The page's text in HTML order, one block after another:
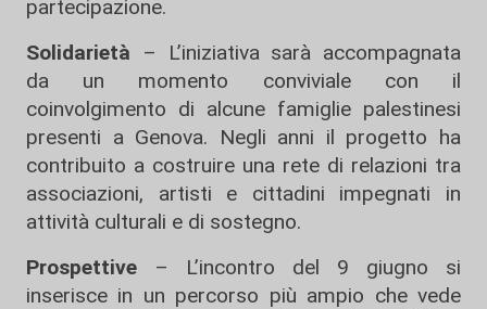
partecipazione.
Solidarietà – L’iniziativa sarà accompagnata
da un momento conviviale con il
coinvolgimento di alcune famiglie palestinesi
presenti a Genova. Negli anni il progetto ha
contribuito a costruire una rete di relazioni tra
associazioni, artisti e cittadini impegnati in
attività culturali e di sostegno.
Prospettive – L’incontro del 9 giugno si
inserisce in un percorso più ampio che vede